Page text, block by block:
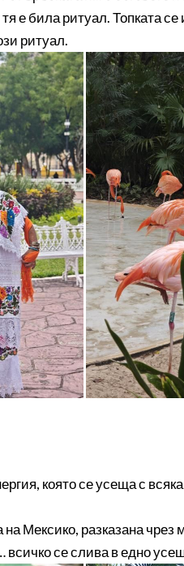
е била ритуал. Топката
ритуал.
която се усеща с
Мексико, разказана чрез
се слива в едно